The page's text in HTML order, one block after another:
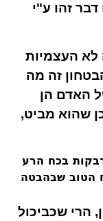
זהו ע"י
לא העצמיות
זה מה
האדם הן
שהוא מביט,
בכח הרע
הטוב שבהבטה
הרי שכביכול